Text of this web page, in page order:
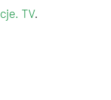
TV.